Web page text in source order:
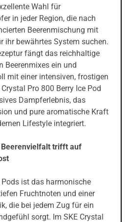
Wahl für
in jeder Region, die nach
Beerenmischung mit
ihr bewährtes System suchen.
fängt das reichhaltige
Beerenmixes ein und
mit einer intensiven, frostigen
Pro 800 Berry Ice Pod
Dampferlebnis, das
und pure aromatische Kraft
Lifestyle integriert.
trifft auf
ist das harmonische
Fruchtnoten und einer
die bei jedem Zug für ein
sorgt. Im SKE Crystal